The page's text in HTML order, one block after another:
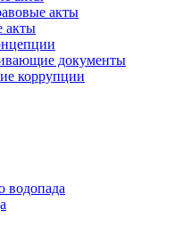
акты
акты
документы
коррупции
водопада